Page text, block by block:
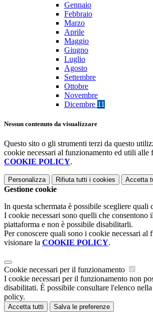
Gennaio
Febbraio
Marzo
Aprile
Maggio
Giugno
Luglio
Agosto
Settembre
Ottobre
Novembre
Dicembre 11
Nessun contenuto da visualizzare
Questo sito o gli strumenti terzi da questo
cookie necessari al funzionamento ed utili alle
COOKIE POLICY.
Personalizza Rifiuta tutti i cookies Accetta
Gestione cookie
In questa schermata è possibile scegliere quali
I cookie necessari sono quelli che consentono
piattaforma e non è possibile disabilitarli.
Per conoscere quali sono i cookie necessari al
visionare la COOKIE POLICY.
Cookie necessari per il funzionamento
I cookie necessari per il funzionamento non
disabilitati. È possibile consultare l'elenco
policy.
Accetta tutti Salva le preferenze